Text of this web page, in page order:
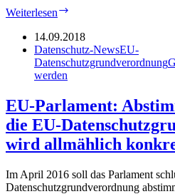
Weiterlesen
Vergessen
werden
–
zugunsten
von
Google
14.09.2018
Datenschutz-NewsEU-
Datenschutzgrundverordnung
werden
EU-Parlament:
die EU-
wird allmählich
Im April 2016 soll das Parlament
Datenschutzgrundverordnung